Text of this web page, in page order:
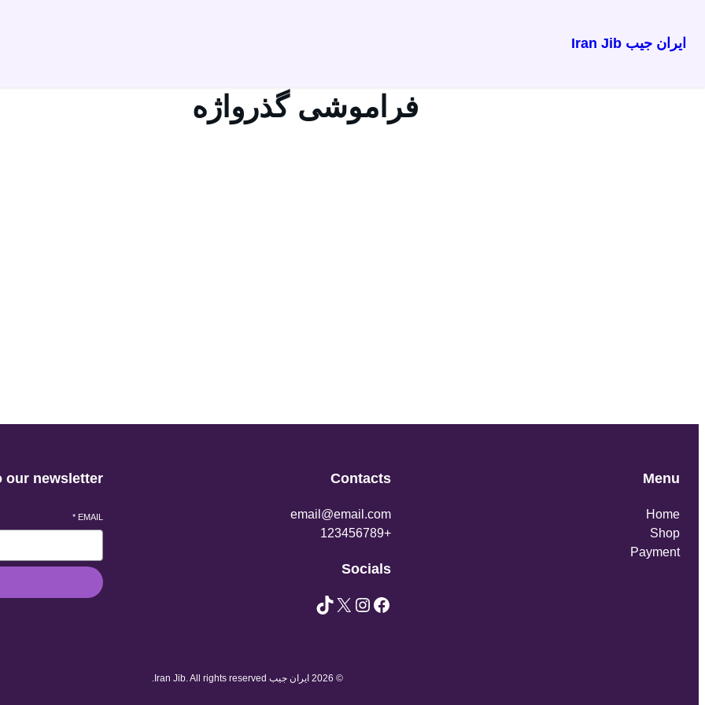
ایران جیب Iran Jib
فراموشی گذرواژه
Menu
Home
Shop
Payment
Contacts
email@email.com
+123456789
Socials
our newsletter
EMAIL
*
© 2026 ایران جیب Iran Jib. All rights reserved.